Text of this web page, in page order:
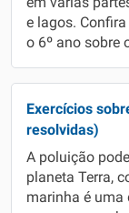
e lagos.
o 6º ano sobre
Exercícios
resolvidas)
A poluição
planeta Terra,
marinha é uma